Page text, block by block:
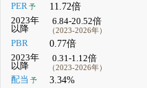
PER予 11.72倍
2023年
以降
6.84-20.52倍
（2023-2026年）
PBR 0.77倍
2023年
以降
0.31-1.12倍
（2023-2026年）
配当 予 3.34%